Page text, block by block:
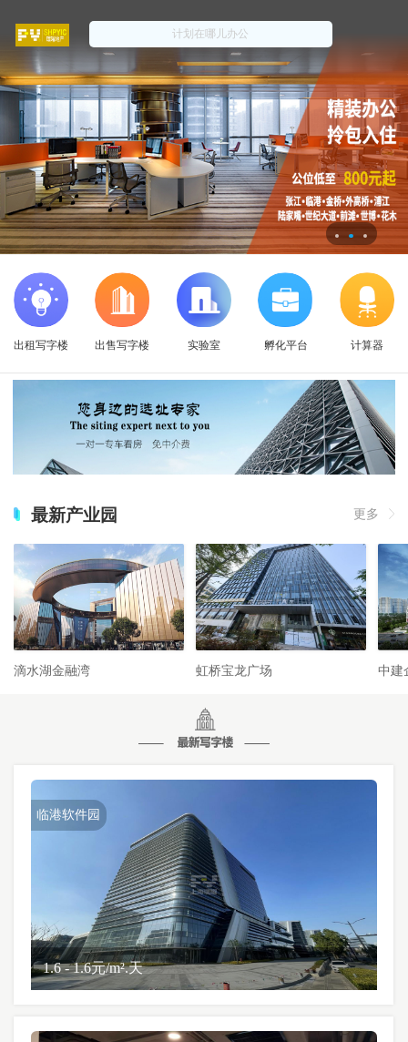
出租写字楼 出售写字楼 实验室 孵化平台 计算器
最新产业园 更多
滴水湖金融湾 虹桥宝龙广场 中建
临港软件园
1.6 - 1.6元/m².天